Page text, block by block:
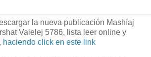
la nueva publicación Mashíaj
Vaielej 5786, lista leer online y
haciendo click en este link